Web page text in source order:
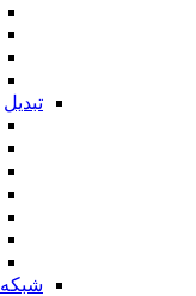
تبدیل
شبکه